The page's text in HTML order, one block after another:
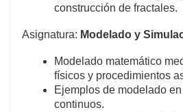
construcción de fractales.
Asignatura: Modelado y
Modelado matemático
físicos y procedimientos
Ejemplos de modelado
continuos.